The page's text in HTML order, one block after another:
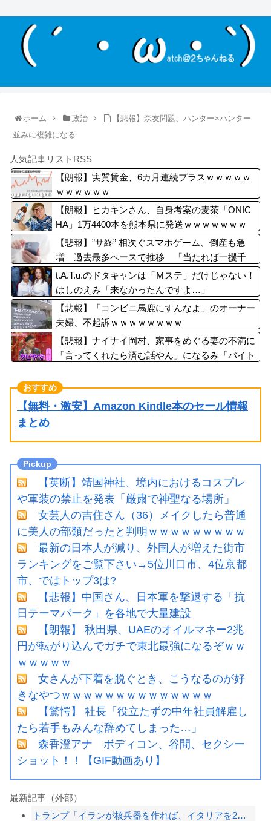
ホーム 政治
【悲報】森友問題、ハンター×ハンター
並みに複雑になる
人気記事リストRSS
【朗報】実質賃金、6カ月連続プラスｗｗｗｗｗ
ｗｗｗｗｗｗ
【朗報】ヒカキンさん、自身考案の麦茶「ONIC
HA」1万4400本を熊本県に発送ｗｗｗｗｗｗｗ
【悲報】”サ終” 相次ぐスマホゲーム、倒産も急
増 過去最多ペースで推移 「当たれば一攫千
金」過去の時代に
t.A.T.u.のドタキャンは「Ｍステ」だけじゃない！
はしのえみ「来なかったんですよ…」
【悲報】「コンビニ馬鹿にすんなよ」のオーナー
夫婦、不起訴ｗｗｗｗｗｗｗｗ
【悲報】ナイナイ岡村、家事をめぐる妻の不満に
「言ってくれたら済む話やん」になるみ「バイト
【無料・激安】Amazon Kindle本のセール情報
まとめ
【英断】靖国神社、境内におけるコスプレ
や軍装の禁止を発表「厳粛で神聖なる場所」
女芸人の吉住さん（36）メイクしたら普通
に美人の部類だったと判明ｗｗｗｗｗｗｗｗｗ
最新の日本人が減り、外国人が増えた街市
ランキングをご覧下さい→5位川口市、4位京都
市、ではトップ3は?
【悲報】中国さん、日本軍を撃退する「抗
日テーマパーク」を各地で大量建設
【朗報】 秋田県、UAEのオイルマネー2兆
円が転がり込んでガチで東北最強になるぞｗｗ
ｗｗｗｗｗ
女さんが下着を脱ぐとき、こうなるのが好
きなやつｗｗｗｗｗｗｗｗｗｗｗｗｗｗ
【驚愕】 社長「役立たずの中年社員解雇し
たら若手もみんな辞めてしまった…」
森香澄アナ ボディコン、谷間、セクシー
ショット！！【GIF動画あり】
最新記事（外部）
トランプ「イランが核兵器を作れば、イタリアを2分で消滅させる」メローニ「核を持っ...